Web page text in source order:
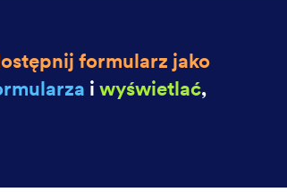
formularz jako
i wyświetlać,